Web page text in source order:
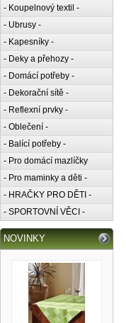
- Koupelnový textil -
- Ubrusy -
- Kapesníky -
- Deky a přehozy -
- Domácí potřeby -
- Dekorační sítě -
- Reflexní prvky -
- Oblečení -
- Balící potřeby -
- Pro domácí mazlíčky
- Pro maminky a děti -
- HRAČKY PRO DĚTI -
- SPORTOVNÍ VĚCI -
NOVINKY